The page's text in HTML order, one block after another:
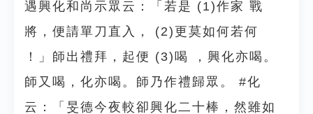
遇興化和尚示眾云：「若是 (1)作家 戰
將，便請單刀直入， (2)更莫如何若何
！」師出禮拜，起便 (3)喝 ，興化亦喝。
師又喝，化亦喝。師乃作禮歸眾。 #化
云：「旻德今夜較卻興化二十棒，然雖如